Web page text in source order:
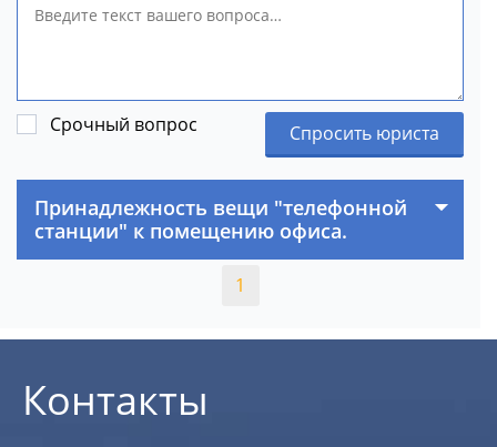
Срочный вопрос Спросить юриста
Принадлежность вещи "телефонной
станции" к помещению офиса.
1
Контакты